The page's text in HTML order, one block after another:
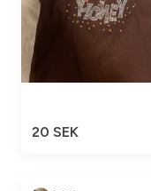
20 SEK